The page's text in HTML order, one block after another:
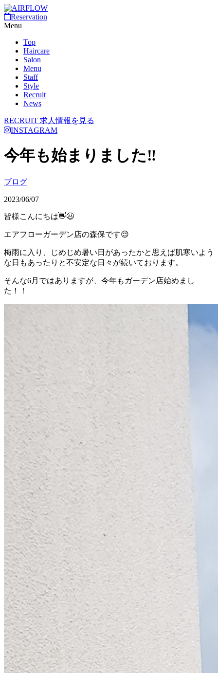
Reservation
Menu
Top
Haircare
Salon
Menu
Staff
Style
Recruit
News
RECRUIT 求人情報を見る
INSTAGRAM
今年も始まりました‼️
ブログ
2023/06/07
皆様こんにちは👋😃
エアフローガーデン店の森保です😌
梅雨に入り、じめじめ暑い日があったかと思えば肌寒いよう
な日もあったりと不安定な日々が続いております。
そんな6月ではありますが、今年もガーデン店始めまし
た！！